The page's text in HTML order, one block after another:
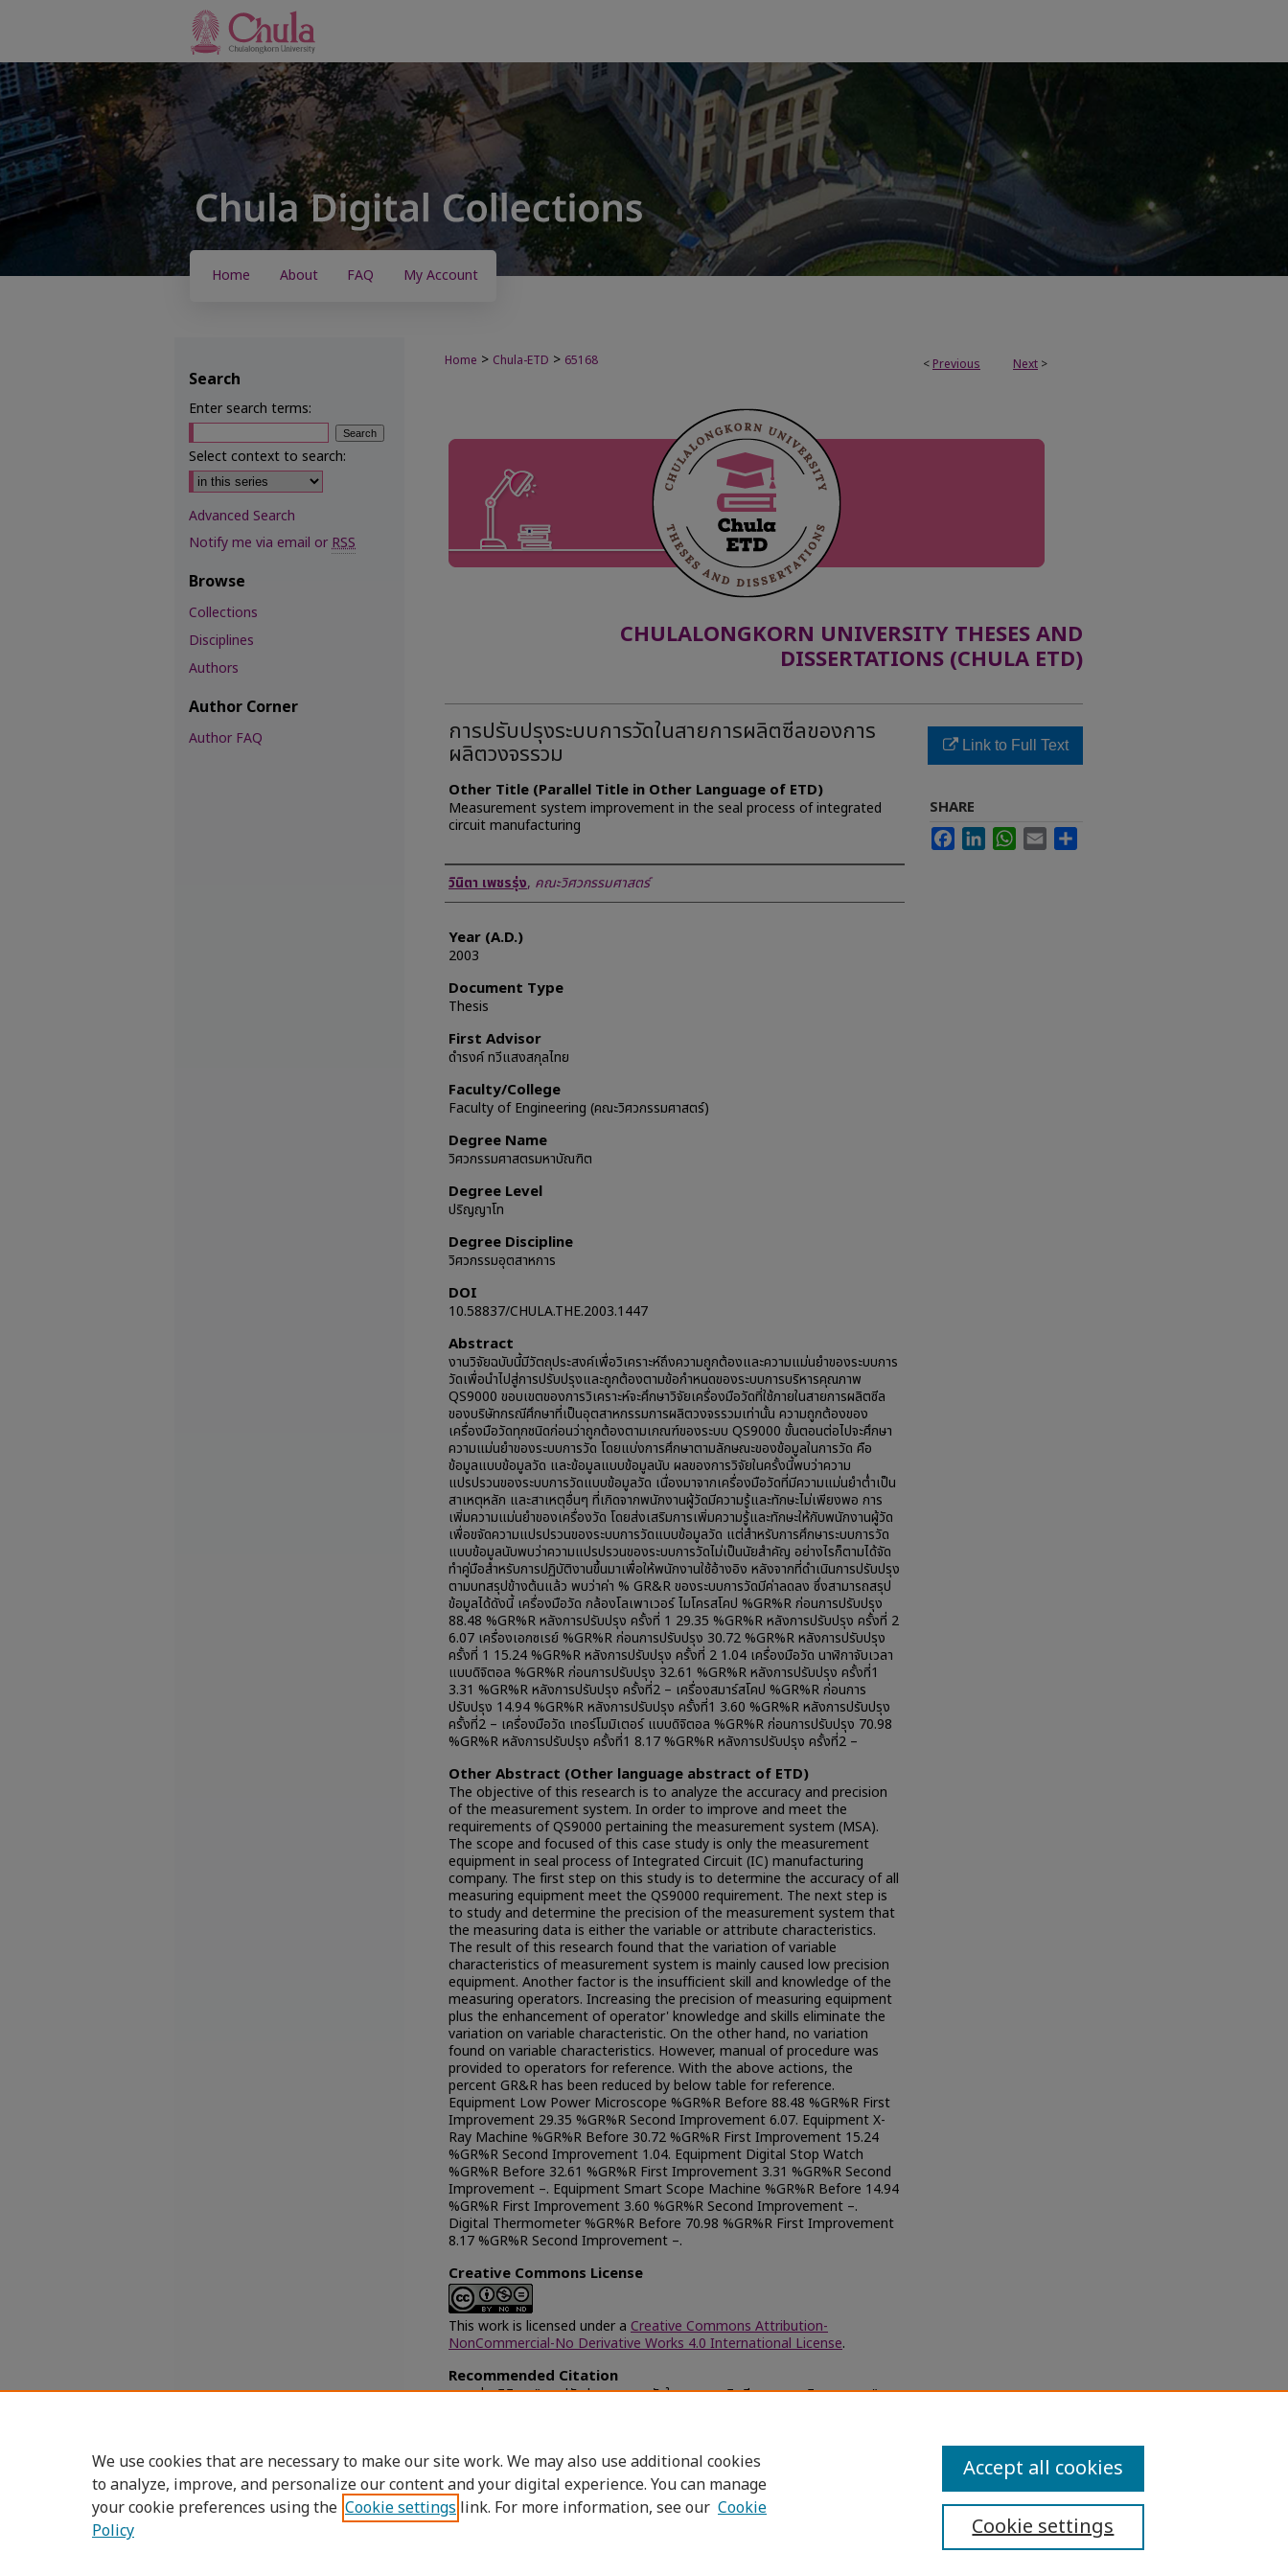
Home About FAQ My Account
< Previous Next >
Home > Chula-ETD > 65168
CHULALONGKORN UNIVERSITY THESES AND
DISSERTATIONS (CHULA ETD)
การปรับปรุงระบบการวัดในสายการผลิตซีลของการ
ผลิตวงจรรวม
Other Title (Parallel Title in Other Language of ETD)
Measurement system improvement in the seal process of integrated
circuit manufacturing
Author
วินิตา เพชรรุ่ง, คณะวิศวกรรมศาสตร์
Year (A.D.)
2003
Document Type
Thesis
First Advisor
ดำรงค์ ทวีแสงสกุลไทย
Faculty/College
Faculty of Engineering (คณะวิศวกรรมศาสตร์)
Degree Name
วิศวกรรมศาสตรมหาบัณฑิต
Degree Level
ปริญญาโท
Degree Discipline
วิศวกรรมอุตสาหการ
DOI
10.58837/CHULA.THE.2003.1447
Abstract
งานวิจัยฉบับนี้มีวัตถุประสงค์เพื่อวิเคราะห์ถึงความถูกต้องและความแม่นยำของระบบการ
วัดเพื่อนำไปสู่การปรับปรุงและถูกต้องตามข้อกำหนดของระบบการบริหารคุณภาพ
QS9000 ขอบเขตของการวิเคราะห์จะศึกษาวิจัยเครื่องมือวัดที่ใช้ภายในสายการผลิตซีล
ของบริษัทกรณีศึกษาที่เป็นอุตสาหกรรมการผลิตวงจรรวมเท่านั้น ความถูกต้องของ
เครื่องมือวัดทุกชนิดก่อนว่าถูกต้องตามเกณฑ์ของระบบ QS9000 ขั้นตอนต่อไปจะศึกษา
ความแม่นยำของระบบการวัด โดยแบ่งการศึกษาตามลักษณะของข้อมูลในการวัด คือ
ข้อมูลแบบข้อมูลวัด และข้อมูลแบบข้อมูลนับ ผลของการวิจัยในครั้งนี้พบว่าความ
แปรปรวนของระบบการวัดแบบข้อมูลวัด เนื่องมาจากเครื่องมือวัดที่มีความแม่นยำต่ำเป็น
สาเหตุหลัก และสาเหตุอื่นๆ ที่เกิดจากพนักงานผู้วัดมีความรู้และทักษะไม่เพียงพอ การ
เพิ่มความแม่นยำของเครื่องวัด โดยส่งเสริมการเพิ่มความรู้และทักษะให้กับพนักงานผู้วัด
เพื่อขจัดความแปรปรวนของระบบการวัดแบบข้อมูลวัด แต่สำหรับการศึกษาระบบการวัด
แบบข้อมูลนับพบว่าความแปรปรวนของระบบการวัดไม่เป็นนัยสำคัญ อย่างไรก็ตามได้จัด
ทำคู่มือสำหรับการปฏิบัติงานขึ้นมาเพื่อให้พนักงานใช้อ้างอิง หลังจากที่ดำเนินการปรับปรุง
ตามบทสรุปข้างต้นแล้ว พบว่าค่า % GR&R ของระบบการวัดมีค่าลดลง ซึ่งสามารถสรุป
ข้อมูลได้ดังนี้ เครื่องมือวัด กล้องโลเพาเวอร์ ไมโครสโคป %GR%R ก่อนการปรับปรุง
88.48 %GR%R หลังการปรับปรุง ครั้งที่ 1 29.35 %GR%R หลังการปรับปรุง ครั้งที่ 2
6.07 เครื่องเอกซเรย์ %GR%R ก่อนการปรับปรุง 30.72 %GR%R หลังการปรับปรุง
ครั้งที่ 1 15.24 %GR%R หลังการปรับปรุง ครั้งที่ 2 1.04 เครื่องมือวัด นาฬิกาจับเวลา
แบบดิจิตอล %GR%R ก่อนการปรับปรุง 32.61 %GR%R หลังการปรับปรุง ครั้งที่1
3.31 %GR%R หลังการปรับปรุง ครั้งที่2 – เครื่องสมาร์สโคป %GR%R ก่อนการ
ปรับปรุง 14.94 %GR%R หลังการปรับปรุง ครั้งที่1 3.60 %GR%R หลังการปรับปรุง
ครั้งที่2 – เครื่องมือวัด เทอร์โมมิเตอร์ แบบดิจิตอล %GR%R ก่อนการปรับปรุง 70.98
%GR%R หลังการปรับปรุง ครั้งที่1 8.17 %GR%R หลังการปรับปรุง ครั้งที่2 –
Other Abstract (Other language abstract of ETD)
The objective of this research is to analyze the accuracy and precision
of the measurement system. In order to improve and meet the
requirements of QS9000 pertaining the measurement system (MSA).
The scope and focused of this case study is only the measurement
equipment in seal process of Integrated Circuit (IC) manufacturing
company. The first step on this study is to determine the accuracy of all
measuring equipment meet the QS9000 requirement. The next step is
to study and determine the precision of the measurement system that
the measuring data is either the variable or attribute characteristics.
The result of this research found that the variation of variable
characteristics of measurement system is mainly caused low precision
equipment. Another factor is the insufficient skill and knowledge of the
measuring operators. Increasing the precision of measuring equipment
plus the enhancement of operator' knowledge and skills eliminate the
variation on variable characteristic. On the other hand, no variation
found on variable characteristics. However, manual of procedure was
provided to operators for reference. With the above actions, the
percent GR&R has been reduced by below table for reference.
Equipment Low Power Microscope %GR%R Before 88.48 %GR%R First
Improvement 29.35 %GR%R Second Improvement 6.07. Equipment X-
Ray Machine %GR%R Before 30.72 %GR%R First Improvement 15.24
%GR%R Second Improvement 1.04. Equipment Digital Stop Watch
%GR%R Before 32.61 %GR%R First Improvement 3.31 %GR%R Second
Improvement –. Equipment Smart Scope Machine %GR%R Before 14.94
%GR%R First Improvement 3.60 %GR%R Second Improvement –.
Digital Thermometer %GR%R Before 70.98 %GR%R First Improvement
8.17 %GR%R Second Improvement –.
Creative Commons License
This work is licensed under a Creative Commons Attribution-
NonCommercial-No Derivative Works 4.0 International License.
Recommended Citation
เพชรรุ่ง, วินิตา, "การปรับปรุงระบบการวัดในสายการผลิตซีลของการผลิตวงจรรวม"
Link to Full Text
SHARE
FacebookLinkedInWhatsApp
Email
Search
Enter search terms:
Select context to search:
Advanced Search
Notify me via email orRSS
Browse
Collections
Disciplines
Authors
Author Corner
Author FAQ
Accessibility Statement
We use cookies that are necessary to make our site work. We may also use additional cookies
to analyze, improve, and personalize our content and your digital experience. You can manage
your cookie preferences using the Cookie settings link. For more information, see our Cookie
Policy
Cookie settings
Accept all cookies